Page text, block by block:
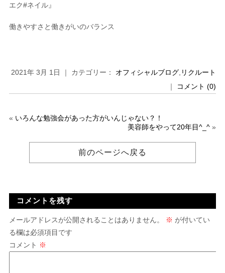
エク#ネイル』
働きやすさと働きがいのバランス
2021年 3月 1日 ｜ カテゴリー： オフィシャルブログ リクルート
｜ コメント (0)
« いろんな勉強会があった方がいんじゃない？！
美容師をやって20年目^_^ »
前のページへ戻る
コメントを残す
メールアドレスが公開されることはありません。 ※ が付いてい
る欄は必須項目です
コメント ※